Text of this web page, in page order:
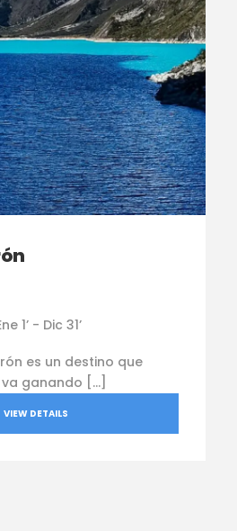
1’ - Dic 31’
es un destino que
ganando […]
VIEW DETAILS